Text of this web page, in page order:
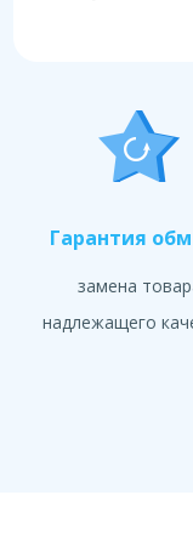
Гарантия
замена
надлежащего